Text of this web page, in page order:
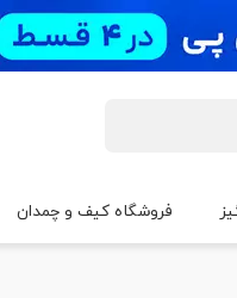
فروشگاه کیف و چمدان